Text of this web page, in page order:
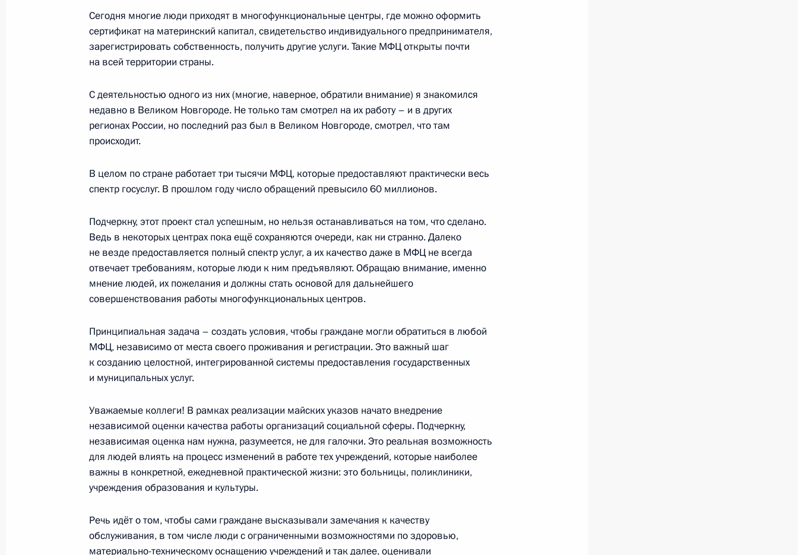
Рабочая встреча с губернатором Псковской области Андреем
16 декабря 2013 года, 12:10
Совещание по вопросам исполнения поручений Президента
16 февраля 2012 года, 14:30
Заседание комиссии по реализации приоритетных нацпроектов
и демографической политике
31 августа 2011 года, 16:00
Турчаком
5 мая 2010 года, 18:30
Стенографический отчёт о совместном заседании президиума
Государственного совета Российской Федерации и президиума
Совета при Президенте Российской Федерации по культуре
и искусству
18 сентября 2009 года, 17:40
Дмитрий Медведев подписал Указ «О досрочном прекращении
полномочий губернатора Псковской области»
Сегодня многие люди приходят в многофункциональные центры, где можно оформить
сертификат на материнский капитал, свидетельство индивидуального предпринимателя,
зарегистрировать собственность, получить другие услуги. Такие МФЦ открыты почти
на всей территории страны.
С деятельностью одного из них (многие, наверное, обратили внимание) я знакомился
недавно в Великом Новгороде. Не только там смотрел на их работу – и в других
регионах России, но последний раз был в Великом Новгороде, смотрел, что там
происходит.
В целом по стране работает три тысячи МФЦ, которые предоставляют практически весь
спектр госуслуг. В прошлом году число обращений превысило 60 миллионов.
Подчеркну, этот проект стал успешным, но нельзя останавливаться на том, что сделано.
Ведь в некоторых центрах пока ещё сохраняются очереди, как ни странно. Далеко
не везде предоставляется полный спектр услуг, а их качество даже в МФЦ не всегда
отвечает требованиям, которые люди к ним предъявляют. Обращаю внимание, именно
мнение людей, их пожелания и должны стать основой для дальнейшего
совершенствования работы многофункциональных центров.
Принципиальная задача – создать условия, чтобы граждане могли обратиться в любой
МФЦ, независимо от места своего проживания и регистрации. Это важный шаг
к созданию целостной, интегрированной системы предоставления государственных
и муниципальных услуг.
Уважаемые коллеги! В рамках реализации майских указов начато внедрение
независимой оценки качества работы организаций социальной сферы. Подчеркну,
независимая оценка нам нужна, разумеется, не для галочки. Это реальная возможность
для людей влиять на процесс изменений в работе тех учреждений, которые наиболее
важны в конкретной, ежедневной практической жизни: это больницы, поликлиники,
учреждения образования и культуры.
Речь идёт о том, чтобы сами граждане высказывали замечания к качеству
обслуживания, в том числе люди с ограниченными возможностями по здоровью,
материально-техническому оснащению учреждений и так далее, оценивали